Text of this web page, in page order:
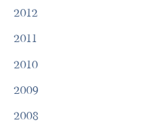
2012
2011
2010
2009
2008